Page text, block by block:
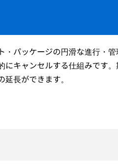
・パッケージの円滑な進行・
にキャンセルする仕組みです
長ができます。